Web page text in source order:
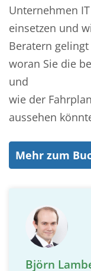
Unternehmen
einsetzen und
Beratern gelingt
woran Sie die
und
wie der
aussehen
Mehr zum
Björn